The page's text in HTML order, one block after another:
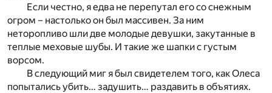
Если честно, я едва не перепутал его со снежным
огром – настолько он был массивен. За ним
неторопливо шли две молодые девушки, закутанные в
теплые меховые шубы. И такие же шапки с густым
ворсом.
В следующий миг я был свидетелем того, как Олеса
попытались убить… задушить… раздавить в объятиях.